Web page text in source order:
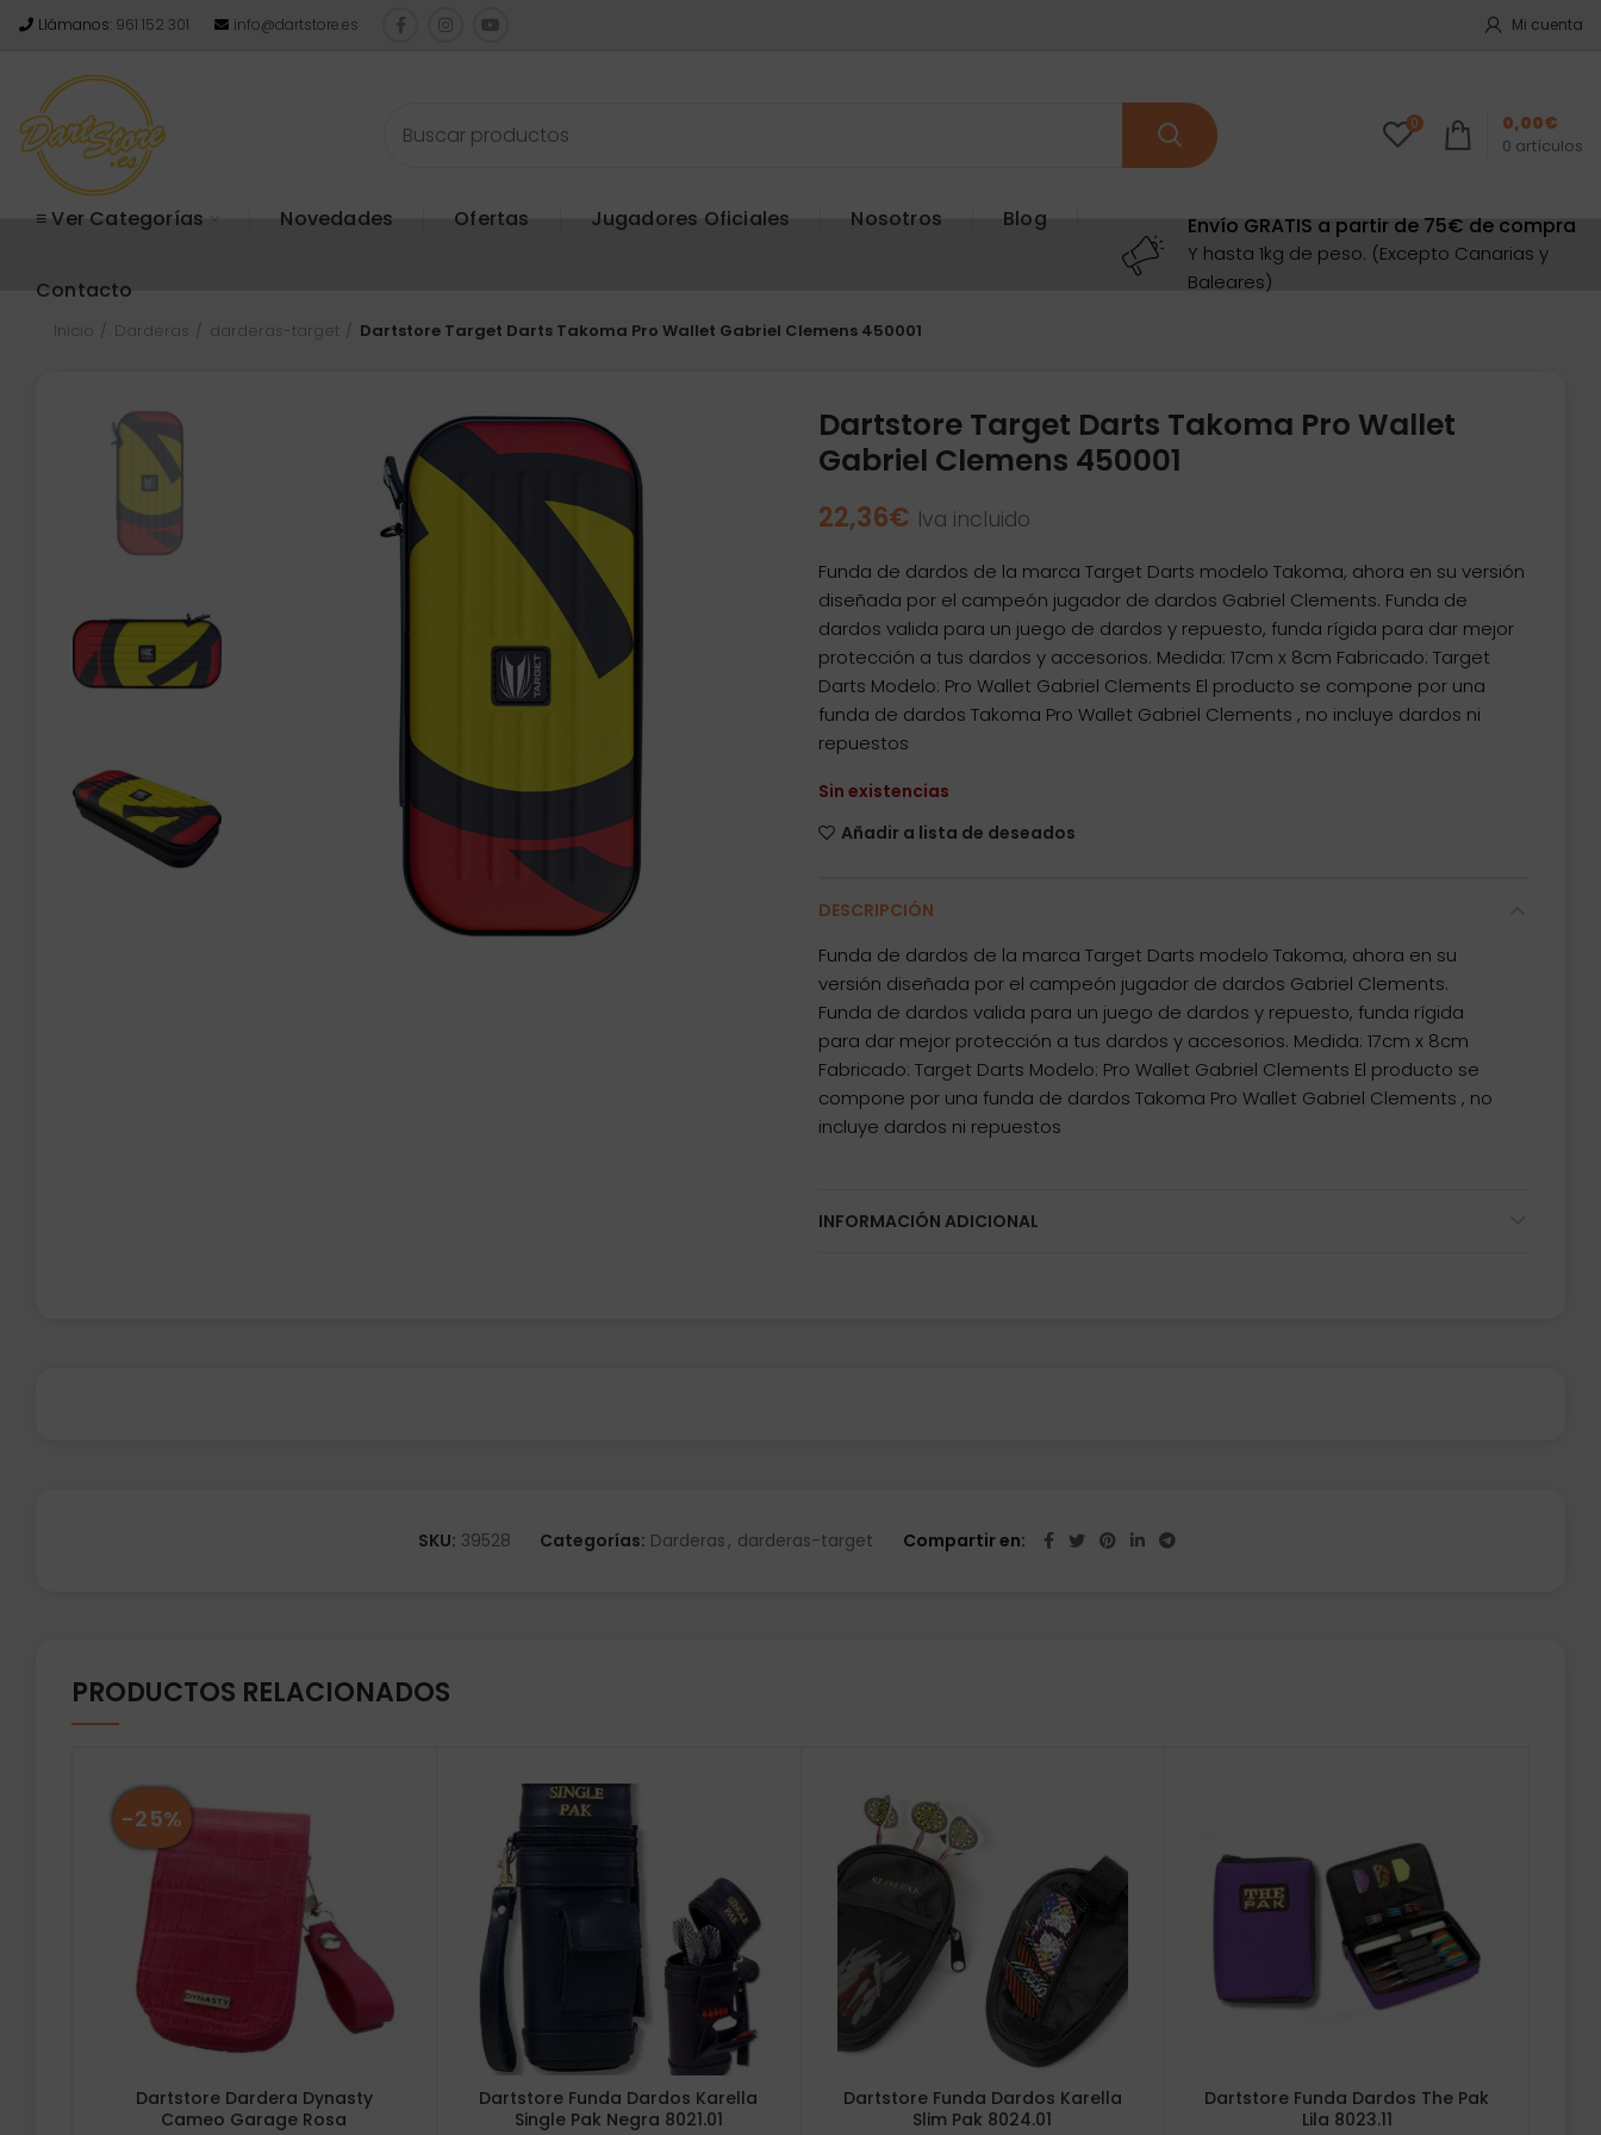
Llámanos: 961 152 301 info@dartstore.es Mi cuenta
0
0 artículos
0,00€
≡ Ver Categorías Novedades Ofertas Jugadores Oficiales Nosotros Blog
Contacto
Envío GRATIS a partir de 75€ de compra
Y hasta 1kg de peso. (Excepto Canarias y
Baleares)
Inicio Darderas darderas-target Dartstore Target Darts Takoma Pro Wallet Gabriel Clemens 450001
Dartstore Target Darts Takoma Pro Wallet
Gabriel Clemens 450001
22,36€ Iva incluido
Funda de dardos de la marca Target Darts modelo Takoma, ahora en su versión
diseñada por el campeón jugador de dardos Gabriel Clements. Funda de
dardos valida para un juego de dardos y repuesto, funda rígida para dar mejor
protección a tus dardos y accesorios. Medida: 17cm x 8cm Fabricado: Target
Darts Modelo: Pro Wallet Gabriel Clements El producto se compone por una
funda de dardos Takoma Pro Wallet Gabriel Clements , no incluye dardos ni
repuestos
Sin existencias
Añadir a lista de deseados
DESCRIPCIÓN
Funda de dardos de la marca Target Darts modelo Takoma, ahora en su
versión diseñada por el campeón jugador de dardos Gabriel Clements.
Funda de dardos valida para un juego de dardos y repuesto, funda rígida
para dar mejor protección a tus dardos y accesorios. Medida: 17cm x 8cm
Fabricado: Target Darts Modelo: Pro Wallet Gabriel Clements El producto se
compone por una funda de dardos Takoma Pro Wallet Gabriel Clements , no
incluye dardos ni repuestos
INFORMACIÓN ADICIONAL
SKU: 39528 Categorías: Darderas, darderas-target Compartir en
PRODUCTOS RELACIONADOS
-25%
Dartstore Dardera Dynasty
Cameo Garage Rosa
Dartstore Funda Dardos Karella
Single Pak Negra 8021.01
Dartstore Funda Dardos Karella
Slim Pak 8024.01
Dartstore Funda Dardos The Pak
Lila 8023.11